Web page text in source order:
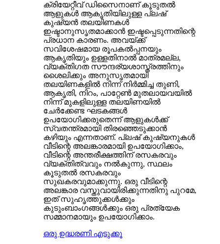
ക്രിയേറ്റീവ് ഡിസൈനാണ് കൂടുതൽ
ആളുകൾ ആകൃതിയിലുള്ള പ്ലഷ്
കുഷ്യൻ തലയിണകൾ
ഇഷ്ടാനുസൃതമാക്കാൻ ഇഷ്ടപ്പെടുന്നതിന്റെ
പ്രധാന കാരണം. അവയ്ക്ക്
സവിശേഷമായ രൂപകൽപ്പനയും
ആകൃതിയും ഉള്ളതിനാൽ മാത്രമല്ല,
വ്യക്തിഗത സൗന്ദര്യശാസ്ത്രത്തിനും
ശൈലിക്കും അനുസൃതമായി
തലയിണകളിൽ നിന്ന് നിർമ്മിച്ച തുണി,
ആകൃതി, നിറം, പാറ്റേൺ മുതലായവയിൽ
നിന്ന് മുകളിലുള്ള തലയിണയിൽ
ചേർക്കേണ്ട ഘടകങ്ങൾ
ഉപയോഗിക്കരുതെന്ന് ആളുകൾക്ക്
സ്വതന്ത്രമായി തിരഞ്ഞെടുക്കാൻ
കഴിയും എന്നതാണ്. പ്ലഷ് കുഷ്യനുകൾ
വീടിന്റെ അലങ്കാരമായി ഉപയോഗിക്കാം,
വീടിന്റെ അന്തരീക്ഷത്തിന് രസകരവും
വ്യക്തിത്വവും നൽകുന്നു, സ്ഥലം
കൂടുതൽ രസകരവും
സുഖകരവുമാക്കുന്നു. ഒരു വീടിന്റെ
അലങ്കാര വസ്തുവായിരിക്കുന്നതിനു പുറമേ,
ഇത് സുഹൃത്തുക്കൾക്കും
കുടുംബാംഗങ്ങൾക്കും ഒരു പ്രത്യേക
സമ്മാനമായും ഉപയോഗിക്കാം.
ഒരു ഉദ്ധരണി എടുക്കൂ